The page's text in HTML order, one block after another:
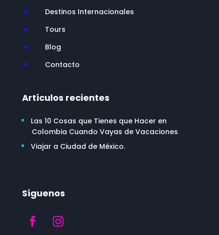
^ Destinos Internacionales
^ Tours
^ Blog
^ Contacto
Artículos recientes
Las 10 Cosas que Tienes que Hacer en
Colombia Cuando Vayas de Vacaciones
Viajar a Ciudad de México.
Síguenos